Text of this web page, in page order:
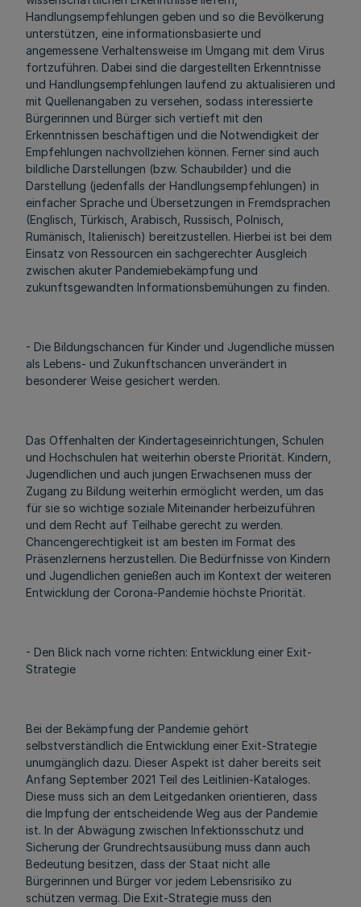
Handlungsempfehlungen geben und so die Bevölkerung
unterstützen, eine informationsbasierte und
angemessene Verhaltensweise im Umgang mit dem Virus
fortzuführen. Dabei sind die dargestellten Erkenntnisse
und Handlungsempfehlungen laufend zu aktualisieren und
mit Quellenangaben zu versehen, sodass interessierte
Bürgerinnen und Bürger sich vertieft mit den
Erkenntnissen beschäftigen und die Notwendigkeit der
Empfehlungen nachvollziehen können. Ferner sind auch
bildliche Darstellungen (bzw. Schaubilder) und die
Darstellung (jedenfalls der Handlungsempfehlungen) in
einfacher Sprache und Übersetzungen in Fremdsprachen
(Englisch, Türkisch, Arabisch, Russisch, Polnisch,
Rumänisch, Italienisch) bereitzustellen. Hierbei ist bei dem
Einsatz von Ressourcen ein sachgerechter Ausgleich
zwischen akuter Pandemiebekämpfung und
zukunftsgewandten Informationsbemühungen zu finden.
- Die Bildungschancen für Kinder und Jugendliche müssen
als Lebens- und Zukunftschancen unverändert in
besonderer Weise gesichert werden.
Das Offenhalten der Kindertageseinrichtungen, Schulen
und Hochschulen hat weiterhin oberste Priorität. Kindern,
Jugendlichen und auch jungen Erwachsenen muss der
Zugang zu Bildung weiterhin ermöglicht werden, um das
für sie so wichtige soziale Miteinander herbeizuführen
und dem Recht auf Teilhabe gerecht zu werden.
Chancengerechtigkeit ist am besten im Format des
Präsenzlernens herzustellen. Die Bedürfnisse von Kindern
und Jugendlichen genießen auch im Kontext der weiteren
Entwicklung der Corona-Pandemie höchste Priorität.
- Den Blick nach vorne richten: Entwicklung einer Exit-
Strategie
Bei der Bekämpfung der Pandemie gehört
selbstverständlich die Entwicklung einer Exit-Strategie
unumgänglich dazu. Dieser Aspekt ist daher bereits seit
Anfang September 2021 Teil des Leitlinien-Kataloges.
Diese muss sich an dem Leitgedanken orientieren, dass
die Impfung der entscheidende Weg aus der Pandemie
ist. In der Abwägung zwischen Infektionsschutz und
Sicherung der Grundrechtsausübung muss dann auch
Bedeutung besitzen, dass der Staat nicht alle
Bürgerinnen und Bürger vor jedem Lebensrisiko zu
schützen vermag. Die Exit-Strategie muss den